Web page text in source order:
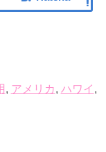
, アメリカ, ハワイ ,